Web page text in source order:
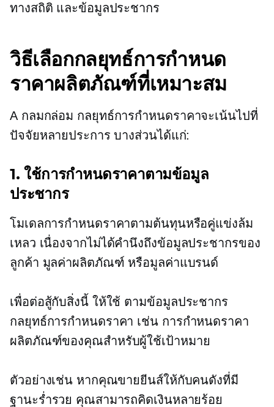
ทางสถิติ และข้อมูลประชากร
วิธีเลือกกลยุทธ์การกำหนด
ราคาผลิตภัณฑ์ที่เหมาะสม
A กลมกล่อม กลยุทธ์การกำหนดราคาจะเน้นไปที่
ปัจจัยหลายประการ บางส่วนได้แก่:
1. ใช้การกำหนดราคาตามข้อมูล
ประชากร
โมเดลการกำหนดราคาตามต้นทุนหรือคู่แข่งล้ม
เหลว เนื่องจากไม่ได้คำนึงถึงข้อมูลประชากรของ
ลูกค้า มูลค่าผลิตภัณฑ์ หรือมูลค่าแบรนด์
เพื่อต่อสู้กับสิ่งนี้ ให้ใช้ ตามข้อมูลประชากร
กลยุทธ์การกำหนดราคา เช่น การกำหนดราคา
ผลิตภัณฑ์ของคุณสำหรับผู้ใช้เป้าหมาย
ตัวอย่างเช่น หากคุณขายยีนส์ให้กับคนดังที่มี
ฐานะร่ำรวย คุณสามารถคิดเงินหลายร้อย